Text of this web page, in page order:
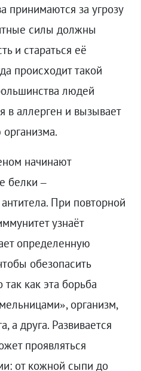
принимаются за угрозу
силы должны
и стараться её
происходит такой
людей
в аллерген и вызывает
начинают
белки –
При повторной
узнаёт
определенную
обезопасить
как эта борьба
организм,
а друга. Развивается
проявляться
от кожной сыпи до